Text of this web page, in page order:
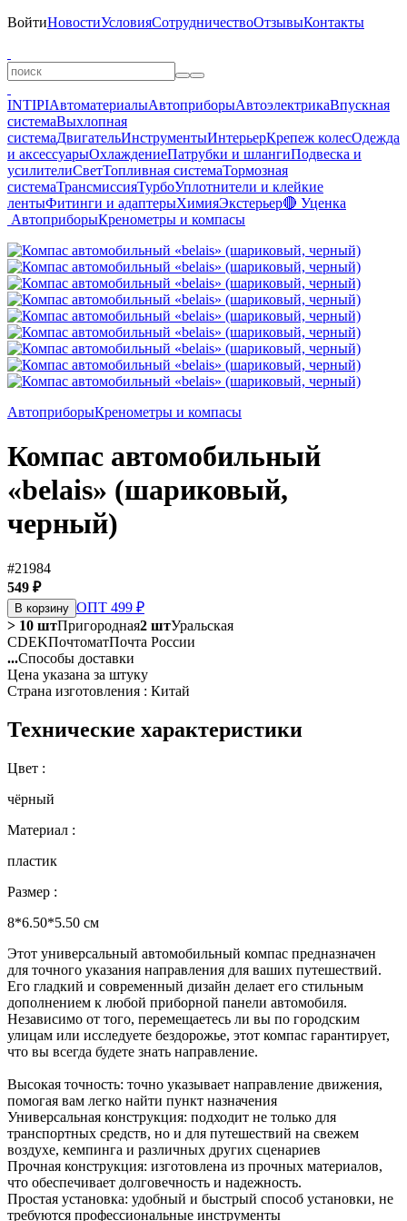
ВойтиНовостиУсловияСотрудничествоОтзывыКонтакты
INTIPIАвтоматериалыАвтоприборыАвтоэлектрикаВпускная
системаВыхлопная
системаДвигательИнструментыИнтерьерКрепеж колесОдежда
и аксессуарыОхлаждениеПатрубки и шлангиПодвеска и
усилителиСветТопливная системаТормозная
системаТрансмиссияТурбоУплотнители и клейкие
лентыФитинги и адаптерыХимияЭкстерьер🔴 Уценка
АвтоприборыКренометры и компасы
АвтоприборыКренометры и компасы
Компас автомобильный
«belais» (шариковый,
черный)
#21984
549 ₽
В корзину ОПТ 499 ₽
> 10 штПригородная2 штУральская
CDEKПочтоматПочта России
...Способы доставки
Цена указана за штуку
Страна изготовления : Китай
Технические характеристики
Цвет :
чёрный
Материал :
пластик
Размер :
8*6.50*5.50 см
Этот универсальный автомобильный компас предназначен
для точного указания направления для ваших путешествий.
Его гладкий и современный дизайн делает его стильным
дополнением к любой приборной панели автомобиля.
Независимо от того, перемещаетесь ли вы по городским
улицам или исследуете бездорожье, этот компас гарантирует,
что вы всегда будете знать направление.
Высокая точность: точно указывает направление движения,
помогая вам легко найти пункт назначения
Универсальная конструкция: подходит не только для
транспортных средств, но и для путешествий на свежем
воздухе, кемпинга и различных других сценариев
Прочная конструкция: изготовлена ​​из прочных материалов,
что обеспечивает долговечность и надежность.
Простая установка: удобный и быстрый способ установки, не
требуются профессиональные инструменты